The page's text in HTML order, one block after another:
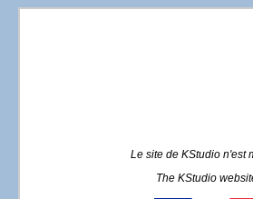
Le site de KStudio n'est
The KStudio